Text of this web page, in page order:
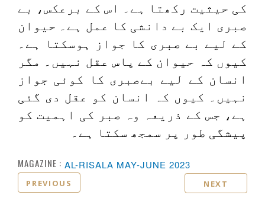
کی حیثیت رکھتا ہے۔ اس کے برعکس، بے
صبری ایک بے دانشی کا عمل ہے۔ حیوان
کے لیے بے صبری کا جواز ہوسکتا ہے۔
کیوں کہ حیوان کے پاس عقل نہیں۔ مگر
انسان کے لیے بےصبری کا کوئی جواز
نہیں۔ کیوں کہ انسان کو عقل دی گئی
ہے، جس کے ذریعہ وہ صبر کی اہمیت کو
پیشگی طور پر سمجھ سکتا ہے۔
MAGAZINE : AL-RISALA MAY-JUNE 2023
PREVIOUS NEXT